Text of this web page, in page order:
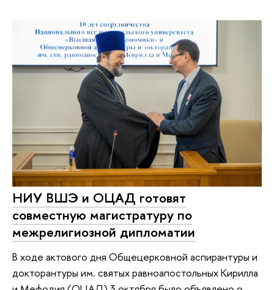
НИУ ВШЭ и ОЦАД готовят
совместную магистратуру по
межрелигиозной дипломатии
В ходе актового дня Общецерковной аспирантуры и
докторантуры им. святых равноапостольных Кирилла